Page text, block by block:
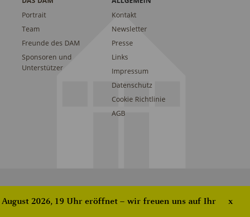
Portrait
Team
Freunde des DAM
Sponsoren und
Unterstützer
Kontakt
Newsletter
Presse
Links
Impressum
Datenschutz
Cookie Richtlinie
AGB
August 2026, 19 Uhr eröffnet – wir freuen uns auf Ihr
x